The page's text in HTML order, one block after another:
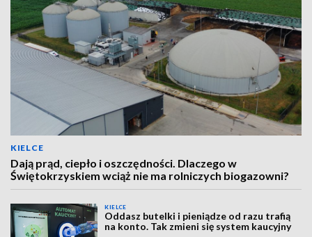
KIELCE
Dają prąd, ciepło i oszczędności. Dlaczego w
Świętokrzyskiem wciąż nie ma rolniczych biogazowni?
KIELCE
Oddasz butelki i pieniądze od razu trafią
na konto. Tak zmieni się system kaucyjny